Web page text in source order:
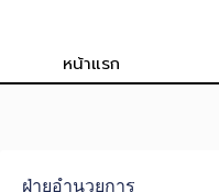
หน้าแรก
ฝ่ายอำนวยการ